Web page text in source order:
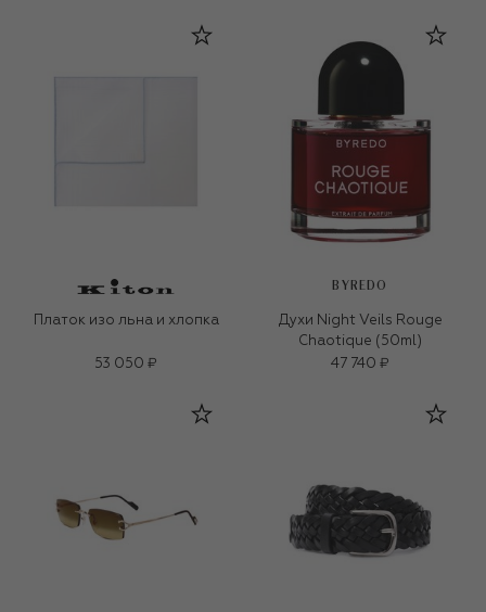
Платок изо льна и хлопка
53 050 ₽
BYREDO
Духи Night Veils Rouge
Chaotique (50ml)
47 740 ₽